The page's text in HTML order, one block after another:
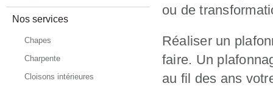
Nos services
Chapes
Charpente
Cloisons intérieures
ou de
Réaliser un
faire. Un
au fil des ans